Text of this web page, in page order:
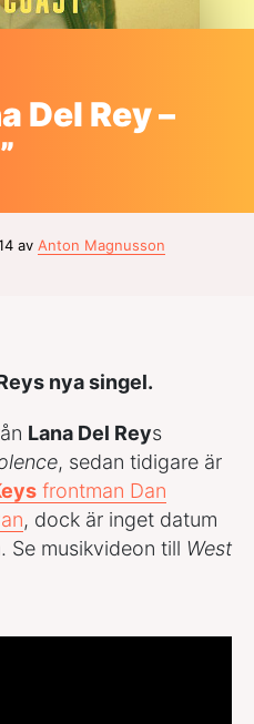
Del Rey –
av Anton Magnusson
nya singel.
Lana Del Reys
, sedan tidigare är
frontman Dan
, dock är inget datum
Se musikvideon till West